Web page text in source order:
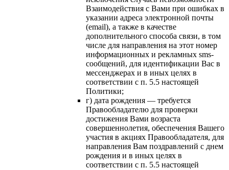
Взаимодействия с Вами при ошибках в
указании адреса электронной почты
(email), а также в качестве
дополнительного способа связи, в том
числе для направления на этот номер
информационных и рекламных sms-
сообщений, для идентификации Вас в
мессенджерах и в иных целях в
соответствии с п. 5.5 настоящей
Политики;
г) дата рождения — требуется
Правообладателю для проверки
достижения Вами возраста
совершеннолетия, обеспечения Вашего
участия в акциях Правообладателя, для
направления Вам поздравлений с днем
рождения и в иных целях в
соответствии с п. 5.5 настоящей